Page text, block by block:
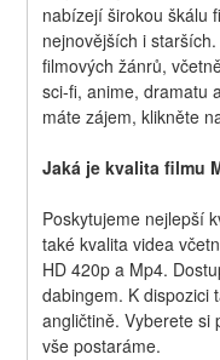
nabízejí širokou škálu
nejnovějších i
filmových žánrů,
sci-fi, anime, dramatu
máte zájem, klikněte
Jaká je kvalita filmu
Poskytujeme nejlepší
také kvalita videa
HD 420p a Mp4.
dabingem. K dispozici
angličtině. Vyberete si
vše postaráme.